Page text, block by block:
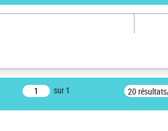
sur 1 20